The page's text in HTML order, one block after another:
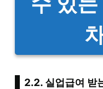
2.2. 실업급여 받